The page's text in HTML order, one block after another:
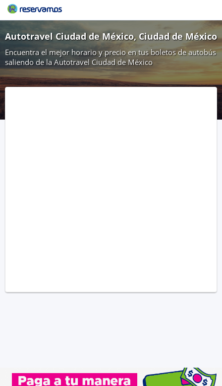
Autotravel Ciudad de México, Ciudad de México
Encuentra el mejor horario y precio en tus boletos de autobús
saliendo de la Autotravel Ciudad de México